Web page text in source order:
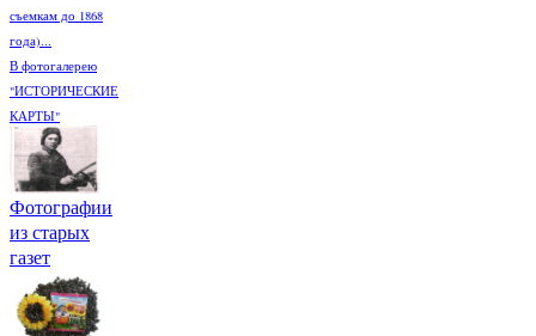
съемкам до 1868
года)...
В фотогалерею
"ИСТОРИЧЕСКИЕ
КАРТЫ"
Фотографии
из старых
газет